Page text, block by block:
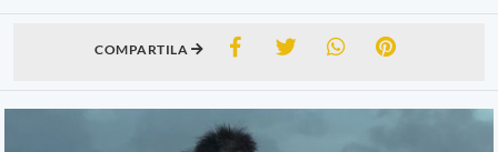
COMPARTILA